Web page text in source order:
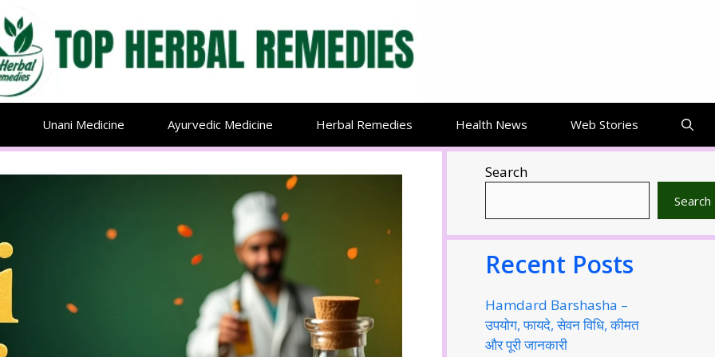
Unani Medicine Ayurvedic Medicine Herbal Remedies Health News Web Stories
Search
Search
Recent Posts
Hamdard Barshasha –
उपयोग, फायदे, सेवन विधि, कीमत
और पूरी जानकारी